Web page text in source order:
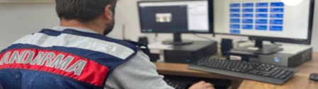
İLÇE HABERLERİ
KÜLTÜR-SANAT